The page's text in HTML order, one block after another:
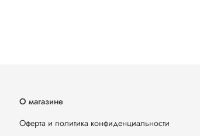
О магазине
Оферта и политика конфиденциальности